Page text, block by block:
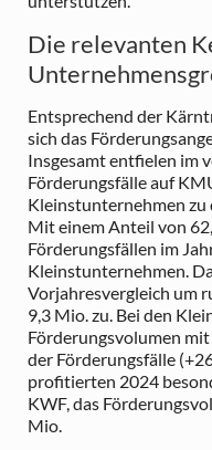
Die relevanten
Entsprechend der
sich das
Insgesamt entfielen im
Förderungsfälle auf
Kleinstunternehmen zu
Mit einem Anteil von
Förderungsfällen im
Kleinstunternehmen.
Vorjahresvergleich um
9,3 Mio. zu. Bei den
Förderungsvolumen
der Förderungsfälle
profitierten 2024
KWF, das
Mio.